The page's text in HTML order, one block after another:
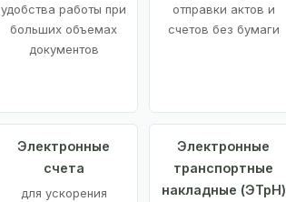
удобства работы при
больших объемах
документов
отправки актов и
счетов без бумаги
Электронные
счета
для ускорения
Электронные
транспортные
накладные (ЭТрН)